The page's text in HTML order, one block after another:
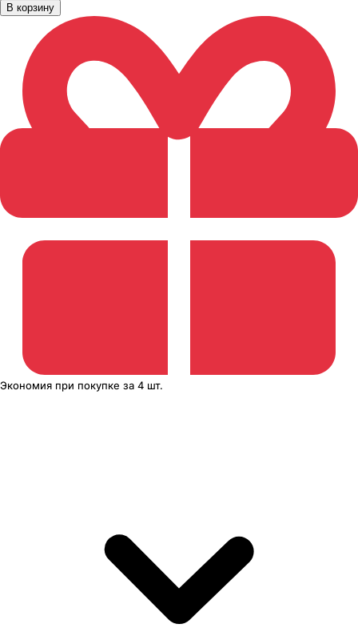
В корзину
Экономия при покупке за 4 шт.